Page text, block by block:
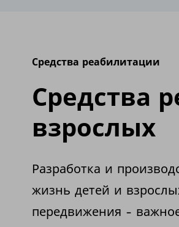
Средства реабилитации
Средства
взрослых
Разработка и
жизнь детей и
передвижения -